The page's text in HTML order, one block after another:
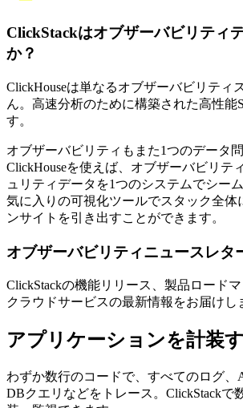
ClickStackはオブザーバビリティ
か？
ClickHouseは単なるオブザーバビリティ
ん。高速分析のために構築された高性能
す。
オブザーバビリティもまた1つのデータ問
ClickHouseを使えば、オブザーバビリテ
ュリティデータを1つのシステムでシー
気に入りの可視化ツールでスタック全体
ンサイトを引き出すことができます。
オブザーバビリティニュースレタ
ClickStackの機能リリース、製品ロードマ
クラウドサービスの最新情報をお届けし
アプリケーションを計装
わずか数行のコードで、すべてのログ、
DBクエリなどをトレース。ClickStackで